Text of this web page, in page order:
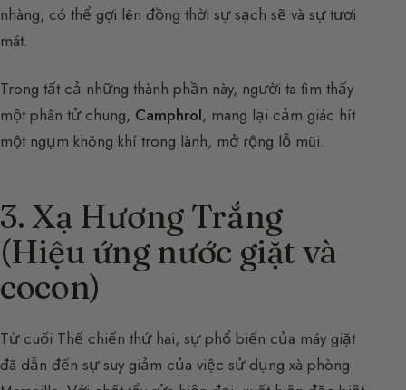
nhàng, có thể gợi lên đồng thời sự sạch sẽ và sự tươi
mát.
Trong tất cả những thành phần này, người ta tìm thấy
một phân tử chung, Camphrol, mang lại cảm giác hít
một ngụm không khí trong lành, mở rộng lỗ mũi.
3. Xạ Hương Trắng
(Hiệu ứng nước giặt và
cocon)
Từ cuối Thế chiến thứ hai, sự phổ biến của máy giặt
đã dẫn đến sự suy giảm của việc sử dụng xà phòng